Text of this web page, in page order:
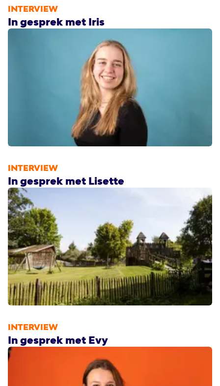
INTERVIEW
In gesprek met Iris
INTERVIEW
In gesprek met Lisette
INTERVIEW
In gesprek met Evy